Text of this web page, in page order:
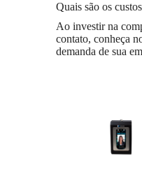
Quais são os
Ao investir na
contato, conheça
demanda de sua